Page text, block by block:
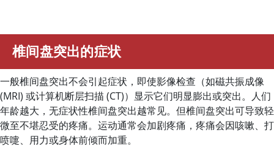
椎间盘突出的症状
一般椎间盘突出不会引起症状，即使影像检查（如磁共振成像
(MRI) 或计算机断层扫描 (CT)）显示它们明显膨出或突出。人们
年龄越大，无症状性椎间盘突出越常见。但椎间盘突出可导致轻
微至不堪忍受的疼痛。运动通常会加剧疼痛，疼痛会因咳嗽、打
喷嚏、用力或身体前倾而加重。